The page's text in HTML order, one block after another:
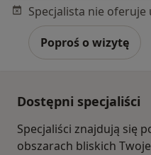
Poproś o wizytę
Dostępni specjaliści
Specjaliści znajdują się
obszarach bliskich